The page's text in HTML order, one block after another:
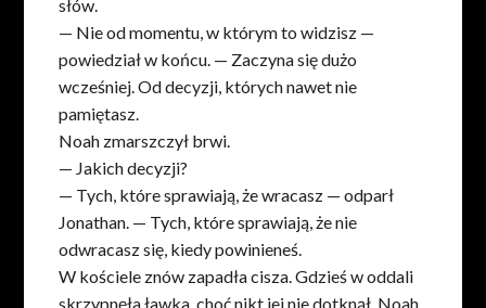
słów.
— Nie od momentu, w którym to widzisz —
powiedział w końcu. — Zaczyna się dużo
wcześniej. Od decyzji, których nawet nie
pamiętasz.
Noah zmarszczył brwi.
— Jakich decyzji?
— Tych, które sprawiają, że wracasz — odparł
Jonathan. — Tych, które sprawiają, że nie
odwracasz się, kiedy powinieneś.
W kościele znów zapadła cisza. Gdzieś w oddali
skrzypnęła ławka, choć nikt jej nie dotknął. Noah